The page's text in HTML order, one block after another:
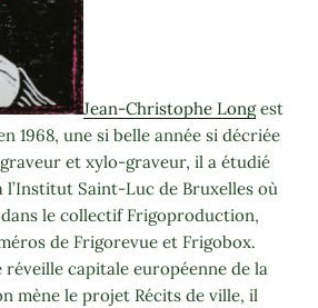
Jean-Christophe Longest
1968, une si belle année si décriée
et xylo-graveur, il a étudié
l’Institut Saint-Luc de Bruxelles où
le collectif Frigoproduction,
de Frigorevue et Frigobox.
réveille capitale européenne de la
mène le projet Récits de ville, il